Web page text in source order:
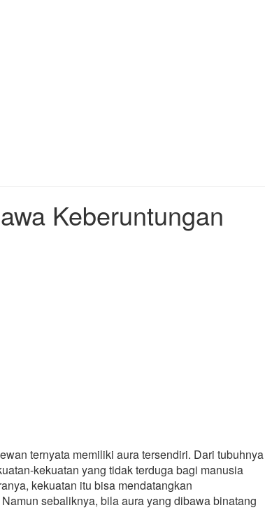
Keberuntungan
ternyata memiliki aura tersendiri. Dari tubuhnya
kekuatan yang tidak terduga bagi manusia
kekuatan itu bisa mendatangkan
sebaliknya, bila aura yang dibawa binatang